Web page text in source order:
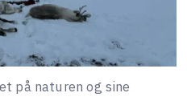
på naturen og sine